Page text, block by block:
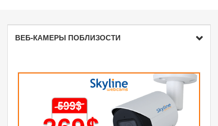
ВЕБ-КАМЕРЫ ПОБЛИЗОСТИ